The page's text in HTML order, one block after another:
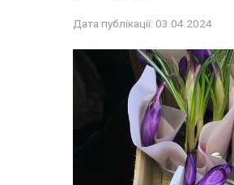
Дата публікації: 03.04.2024